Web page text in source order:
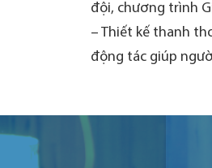
đội, chương trình
– Thiết kế thanh
động tác giúp